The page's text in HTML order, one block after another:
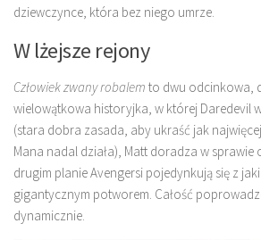
dziewczynce, która bez niego umrze.
W lżejsze rejony
Człowiek zwany robalem to dwu odcinkowa,
wielowątkowa historyjka, w której Daredevil
(stara dobra zasada, aby ukraść jak
Mana nadal działa), Matt doradza w sprawie
drugim planie Avengersi pojedynkują się z
gigantycznym potworem. Całość
dynamicznie.